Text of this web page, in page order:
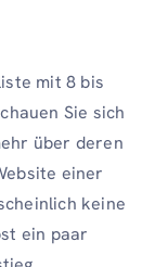
mit 8 bis
Sie sich
über deren
einer
keine
ein paar